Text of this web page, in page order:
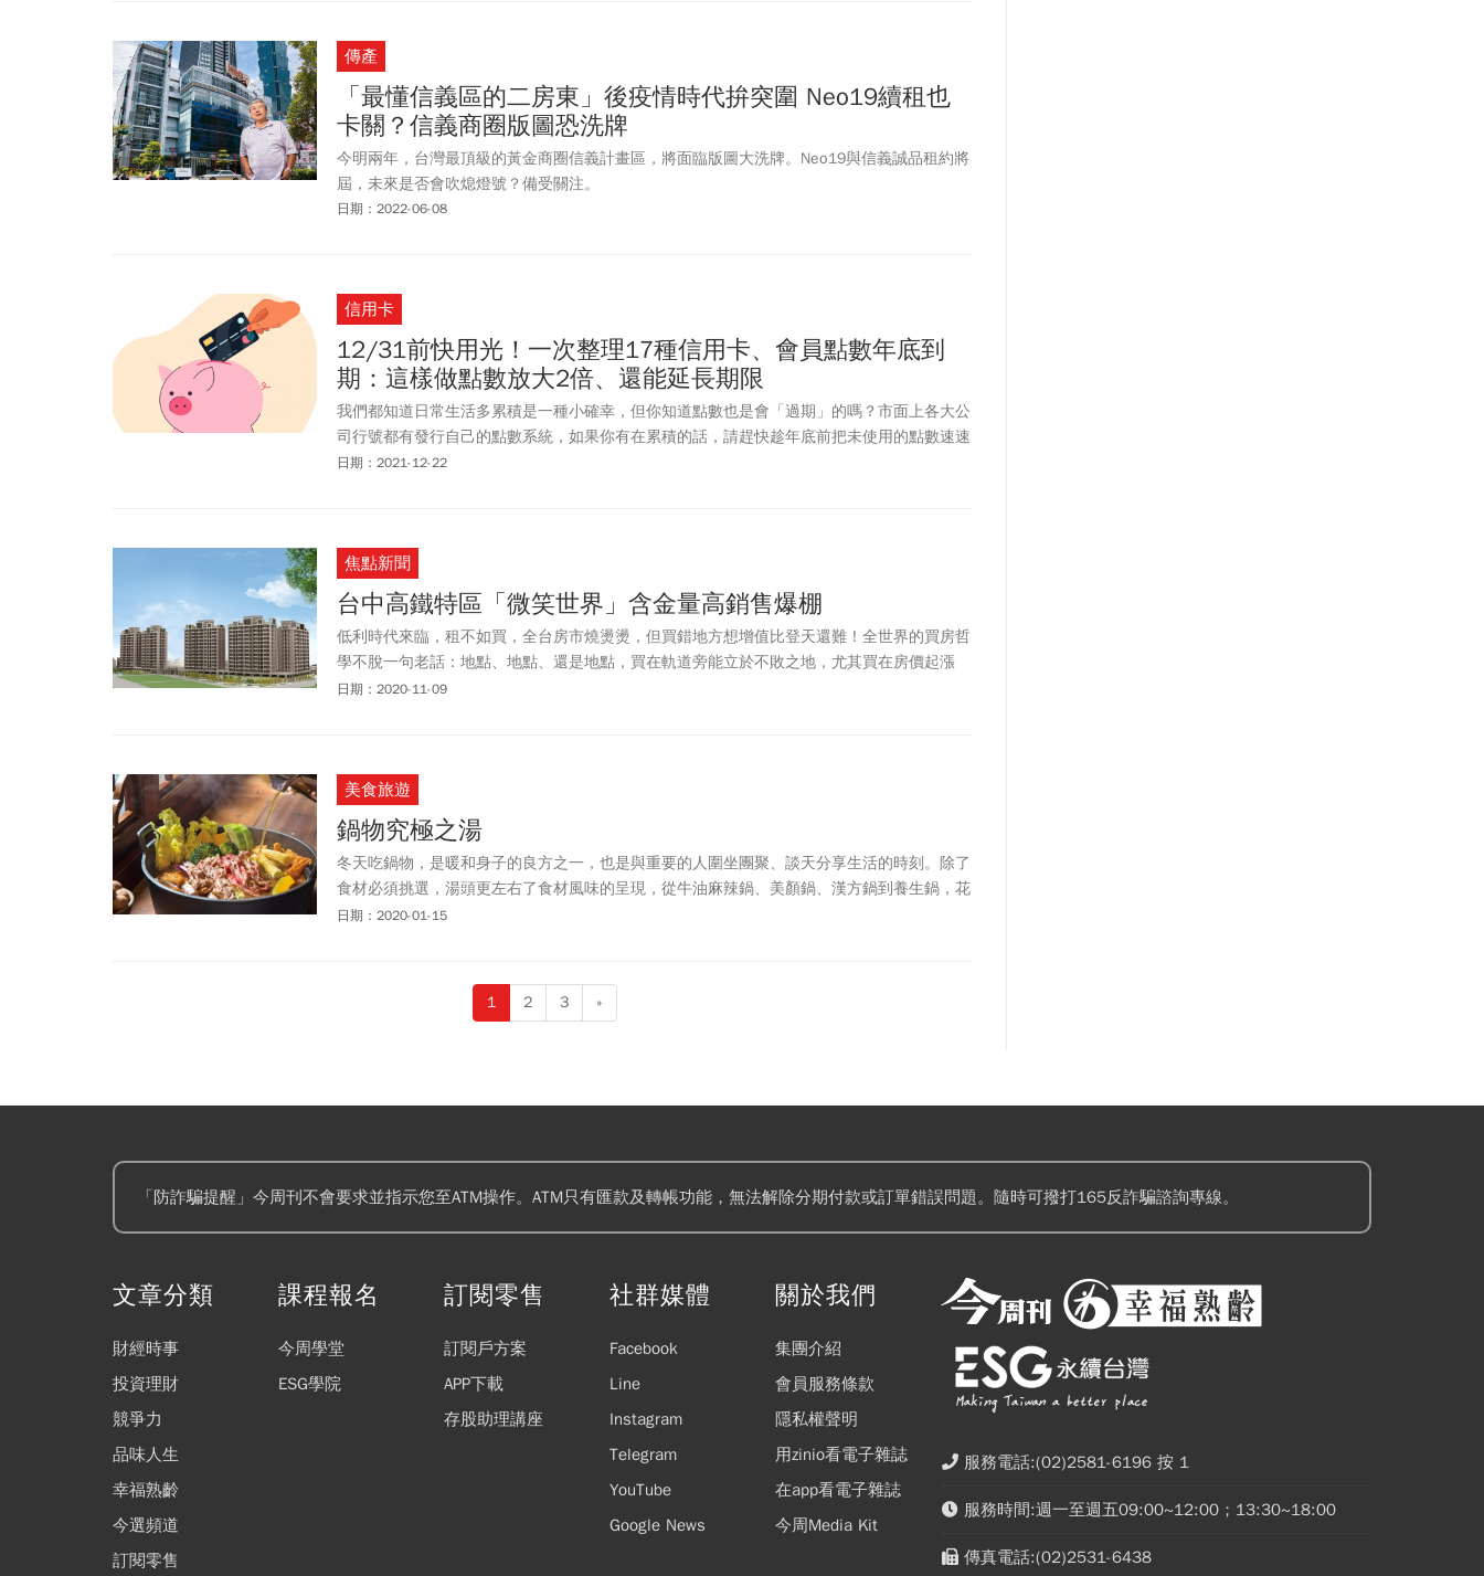
傳產
「最懂信義區的二房東」後疫情時代拚突圍 Neo19續租也
卡關？信義商圈版圖恐洗牌
今明兩年，台灣最頂級的黃金商圈信義計畫區，將面臨版圖大洗牌。Neo19與信義誠品租約將
屆，未來是否會吹熄燈號？備受關注。
日期：2022-06-08
信用卡
12/31前快用光！一次整理17種信用卡、會員點數年底到
期：這樣做點數放大2倍、還能延長期限
我們都知道日常生活多累積是一種小確幸，但你知道點數也是會「過期」的嗎？市面上各大公
司行號都有發行自己的點數系統，如果你有在累積的話，請趕快趁年底前把未使用的點數速速
兌換成商品用掉，才不會浪費！
日期：2021-12-22
焦點新聞
台中高鐵特區「微笑世界」含金量高銷售爆棚
低利時代來臨，租不如買，全台房市燒燙燙，但買錯地方想增值比登天還難！全世界的買房哲
學不脫一句老話：地點、地點、還是地點，買在軌道旁能立於不敗之地，尤其買在房價起漲
前，不只保值亦能坐享增值空間，累積財富。
日期：2020-11-09
美食旅遊
鍋物究極之湯
冬天吃鍋物，是暖和身子的良方之一，也是與重要的人圍坐團聚、談天分享生活的時刻。除了
食材必須挑選，湯頭更左右了食材風味的呈現，從牛油麻辣鍋、美顏鍋、漢方鍋到養生鍋，花
招百出的湯水即使口味不一，精心下料熬出的香醇湯頭，滋味同樣誘人美味。
日期：2020-01-15
1 2 3 »
「防詐騙提醒」今周刊不會要求並指示您至ATM操作。ATM只有匯款及轉帳功能，無法解除分期付款或訂單錯誤問題。隨時可撥打165反詐騙諮詢專線。
文章分類
財經時事
投資理財
競爭力
品味人生
幸福熟齡
今選頻道
訂閱零售
課程報名
今周學堂
ESG學院
訂閱零售
訂閱戶方案
APP下載
存股助理講座
社群媒體
Facebook
Line
Instagram
Telegram
YouTube
Google News
關於我們
集團介紹
會員服務條款
隱私權聲明
用zinio看電子雜誌
在app看電子雜誌
今周Media Kit
服務電話:(02)2581-6196 按 1
服務時間:週一至週五09:00~12:00；13:30~18:00
傳真電話:(02)2531-6438